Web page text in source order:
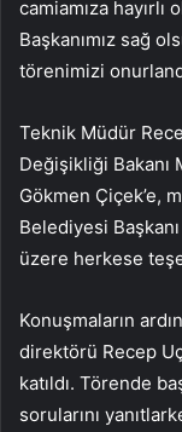
camiamıza
Başkanımız sağ
törenimizi
Teknik Müdür
Değişikliği Bakanı
Gökmen Çiçek’e,
Belediyesi
üzere herkese
Konuşmaların
direktörü Recep
katıldı. Törende
sorularını